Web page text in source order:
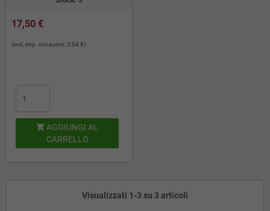
17,50 €
(incl. imp. consumo: 3,04 €)
 AGGIUNGI AL
CARRELLO
Visualizzati 1-3 su 3 articoli